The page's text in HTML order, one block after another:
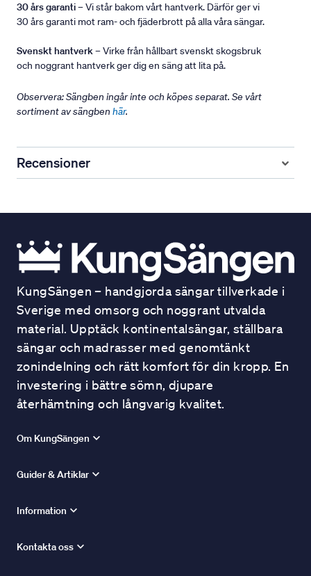
30 års garanti– Vi står bakom vårt hantverk. Därför ger vi
30 års garanti mot ram- och fjäderbrott på alla våra sängar.
Svenskt hantverk– Virke från hållbart svenskt skogsbruk
och noggrant hantverk ger dig en säng att lita på.
Observera: Sängben ingår inte och köpes separat. Se vårt
sortiment av sängben här.
Recensioner
KungSängen – handgjorda sängar tillverkade i
Sverige med omsorg och noggrant utvalda
material. Upptäck kontinentalsängar, ställbara
sängar och madrasser med genomtänkt
zonindelning och rätt komfort för din kropp. En
investering i bättre sömn, djupare
återhämtning och långvarig kvalitet.
Om KungSängen
Guider & Artiklar
Information
Kontakta oss